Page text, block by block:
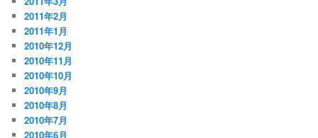
2011年2月
2011年1月
2010年12月
2010年11月
2010年10月
2010年9月
2010年8月
2010年7月
2010年6月